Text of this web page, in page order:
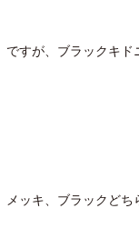
ですが、ブラックキド
メッキ、ブラックどち